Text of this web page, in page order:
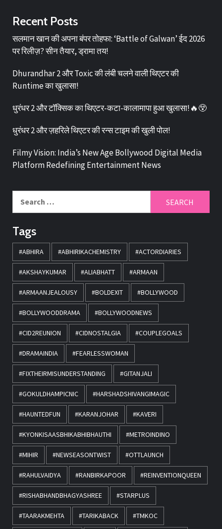
Recent Posts
सलमान खान की अपना बंपर तोहफा: ‘Battle of Galwan’ ईद 2026
पर रिलीज़? सीन तैयार, ड्रामा तय!
Dhurandhar 2 और Toxic की लंबी चलने वाली थिएटर की
Runtime का खुलासा!
धुरंधर 2 और टॉक्सिक का थिएटर-कटा-कालामापा हुआ खुलासा!🔥😲
धुरंधर 2 और ज़हरिले थिएटर की रन्स टाइम की खुली पोल!
Filmy Vision: India’s New Age Bollywood Digital Media
Platform Redefining Entertainment News
Tags
#ABHIRA #ABHIRIKACHEMISTRY #ACTORDIARIES
#AKSHAYKUMAR #ALIABHATT #ARMAAN
#ARMAANJEALOUSY #BOLDEXIT #BOLLYWOOD
#BOLLYWOODDRAMA #BOLLYWOODNEWS
#CID2REUNION #CIDNOSTALGIA #COUPLEGOALS
#DRAMAINDIA #FEARLESSWOMAN
#FIXTHEIRMISUNDERSTANDING #GITANJALI
#GOKULDHAMPICNIC #HARSHADSHIVANGIMAGIC
#HAUNTEDFUN #KARANJOHAR #KAVERI
#KYONKISAASBHIKABHIBHAUTHI #METROINDINO
#MIHIR #NEWSEASONTWIST #OTTLAUNCH
#RAHULVAIDYA #RANBIRKAPOOR #REINVENTIONQUEEN
#RISHABHANDBHAGYASHREE #STARPLUS
#TAARAKMEHTA #TARIKABACK #TMKOC